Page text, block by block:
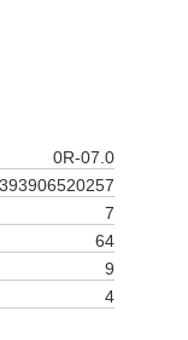
0R-07.0
7
64
9
4